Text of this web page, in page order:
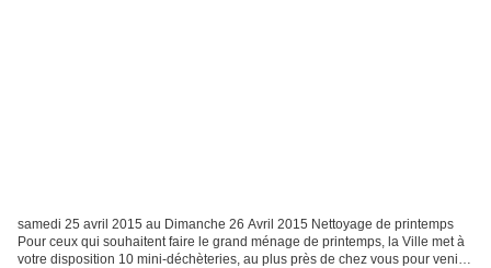
samedi 25 avril 2015 au Dimanche 26 Avril 2015 Nettoyage de printemps
Pour ceux qui souhaitent faire le grand ménage de printemps, la Ville met à
votre disposition 10 mini-déchèteries, au plus près de chez vous pour venir y